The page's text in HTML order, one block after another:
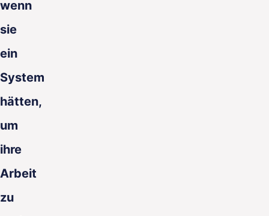
wenn
sie
ein
System
hätten,
um
ihre
Arbeit
zu